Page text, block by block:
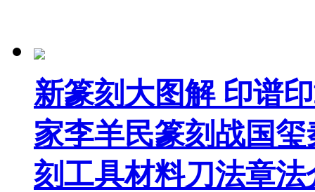
新篆刻大图解 印谱
家李羊民篆刻战国
刻工具材料刀法章